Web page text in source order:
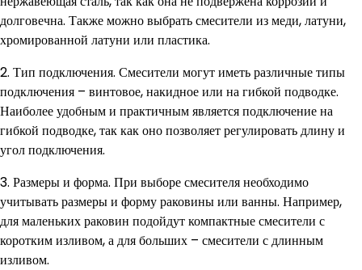
долговечна. Также можно выбрать смесители из меди, латуни,
хромированной латуни или пластика.
2. Тип подключения. Смесители могут иметь различные типы
подключения – винтовое, накидное или на гибкой подводке.
Наиболее удобным и практичным является подключение на
гибкой подводке, так как оно позволяет регулировать длину и
угол подключения.
3. Размеры и форма. При выборе смесителя необходимо
учитывать размеры и форму раковины или ванны. Например,
для маленьких раковин подойдут компактные смесители с
коротким изливом, а для больших – смесители с длинным
изливом.